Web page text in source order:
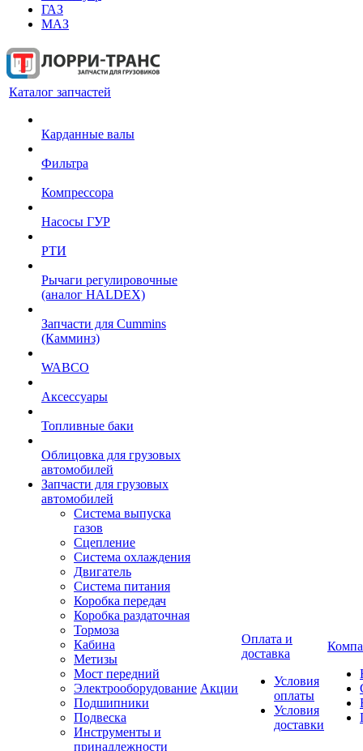
ГАЗ
МАЗ
Каталог запчастей
Карданные валы
Фильтра
Компрессора
Насосы ГУР
РТИ
Рычаги регулировочные
(аналог HALDEX)
Запчасти для Cummins
(Камминз)
WABCO
Аксессуары
Топливные баки
Облицовка для грузовых
автомобилей
Запчасти для грузовых
автомобилей
Система выпуска
газов
Сцепление
Система охлаждения
Двигатель
Система питания
Коробка передач
Коробка раздаточная
Тормоза
Кабина
Метизы
Мост передний
Электрооборудование
Подшипники
Подвеска
Инструменты и
принадлежности
Акции
Оплата и
доставка
Условия
оплаты
Условия
доставки